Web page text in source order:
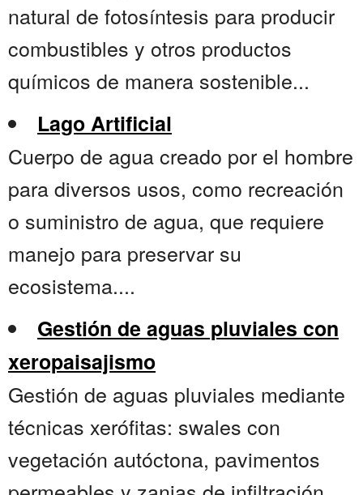
natural de fotosíntesis para producir
combustibles y otros productos
químicos de manera sostenible...
Lago Artificial
Cuerpo de agua creado por el hombre
para diversos usos, como recreación
o suministro de agua, que requiere
manejo para preservar su
ecosistema....
Gestión de aguas pluviales con
xeropaisajismo
Gestión de aguas pluviales mediante
técnicas xerófitas: swales con
vegetación autóctona, pavimentos